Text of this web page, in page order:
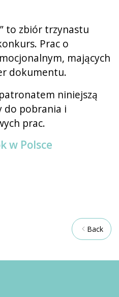
to zbiór trzynastu
Prac o
mających
dokumentu.
niniejszą
do pobrania i
prac.
w Polsce
Back